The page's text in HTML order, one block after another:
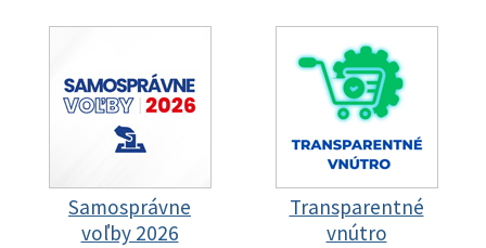
Samosprávne
voľby 2026
Transparentné
vnútro